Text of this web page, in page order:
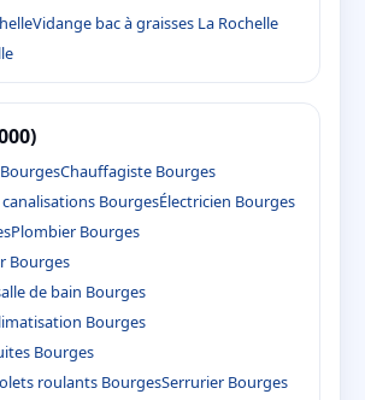
Vidange bac à graisses La Rochelle
Chauffagiste Bourges
BourgesÉlectricien Bourges
Plombier Bourges
Bourges
de bain Bourges
Bourges
Bourges
roulants BourgesSerrurier Bourges